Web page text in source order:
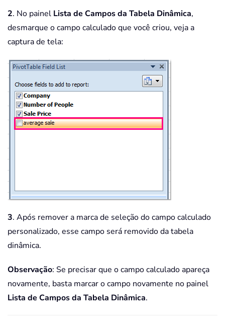
2. No painel Lista de Campos da Tabela Dinâmica,
desmarque o campo calculado que você criou, veja a
captura de tela:
3. Após remover a marca de seleção do campo calculado
personalizado, esse campo será removido da tabela
dinâmica.
Observação: Se precisar que o campo calculado apareça
novamente, basta marcar o campo novamente no painel
Lista de Campos da Tabela Dinâmica.